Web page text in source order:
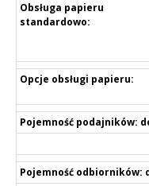
Obsługa papieru
standardowo:
Opcje obsługi papieru:
Pojemność podajników:
Pojemność odbiorników: